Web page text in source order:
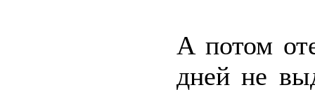
А потом
дней не